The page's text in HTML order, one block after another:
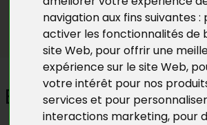
navigation aux fins suivantes :
activer les fonctionnalités de
site Web, pour offrir une
expérience sur le site Web,
votre intérêt pour nos
services et pour
interactions marketing, pour
Eux